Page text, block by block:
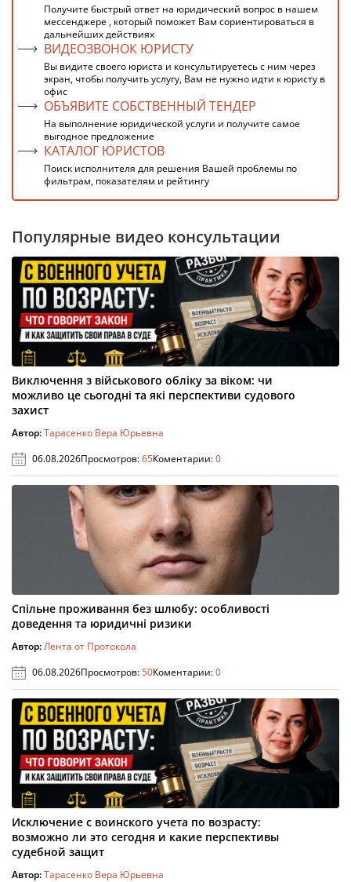
Получите быстрый ответ на юридический вопрос в нашем
мессенджере , который поможет Вам сориентироваться в
дальнейших действиях
ВИДЕОЗВОНОК ЮРИСТУ
Вы видите своего юриста и консультируетесь с ним через
экран, чтобы получить услугу, Вам не нужно идти к юристу в
офис
ОБЪЯВИТЕ СОБСТВЕННЫЙ ТЕНДЕР
На выполнение юридической услуги и получите самое
выгодное предложение
КАТАЛОГ ЮРИСТОВ
Поиск исполнителя для решения Вашей проблемы по
фильтрам, показателям и рейтингу
Популярные видео консультации
Виключення з військового обліку за віком: чи
можливо це сьогодні та які перспективи судового
захист
Автор:Тарасенко Вера Юрьевна
06.08.2026Просмотров:65Коментарии:0
Спільне проживання без шлюбу: особливості
доведення та юридичні ризики
Автор:Лента от Протокола
06.08.2026Просмотров:50Коментарии:0
Исключение с воинского учета по возрасту:
возможно ли это сегодня и какие перспективы
судебной защит
Автор:Тарасенко Вера Юрьевна